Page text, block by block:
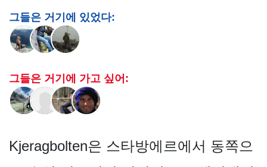
그들은 거기에 있었다:
그들은 거기에 가고 싶어:
Kjeragbolten은 스타방에르에서 동쪽으